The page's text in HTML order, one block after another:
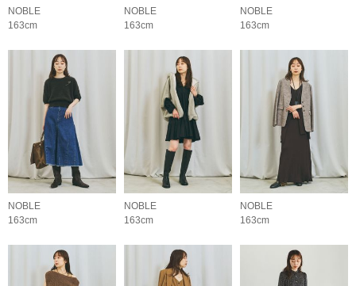
NOBLE
163cm
NOBLE
163cm
NOBLE
163cm
NOBLE
163cm
NOBLE
163cm
NOBLE
163cm